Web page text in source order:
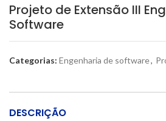
Projeto de Extensão III
Software
Categorias: Engenharia de software,
DESCRIÇÃO